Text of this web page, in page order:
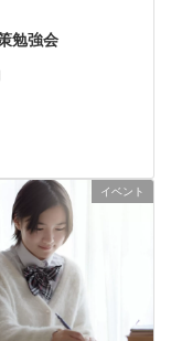
勉強会
イベント